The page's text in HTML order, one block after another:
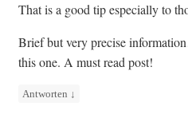
That is a good tip especially to
Brief but very precise
this one. A must read post!
Antworten ↓